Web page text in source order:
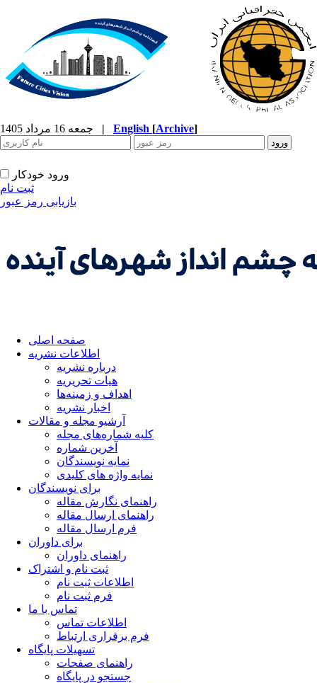
| English [Archive]
ورود خودکار
ثبت نام
بازیابی رمز عبور
صفحه اصلی
اطلاعات نشریه
درباره نشریه
هیات تحریریه
اهداف و زمینه‌ها
اخبار نشریه
آرشیو مجله و مقالات
کلیه شماره‌های مجله
آخرین شماره
نمایه نویسندگان
نمایه واژه های کلیدی
برای نویسندگان
راهنمای نگارش مقاله
راهنمای ارسال مقاله
فرم ارسال مقاله
برای داوران
راهنمای داوران
ثبت نام و اشتراک
اطلاعات ثبت نام
فرم ثبت نام
تماس با ما
اطلاعات تماس
فرم برقراری ارتباط
تسهیلات پایگاه
راهنمای صفحات
جستجو در پایگاه